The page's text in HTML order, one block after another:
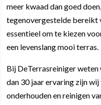
meer kwaad dan goed
tegenovergestelde bereikt
essentieel om te kiezen
een levenslang mooi terras.
Bij DeTerrasreiniger weten
dan 30 jaar ervaring zijn
onderhouden en reinigen